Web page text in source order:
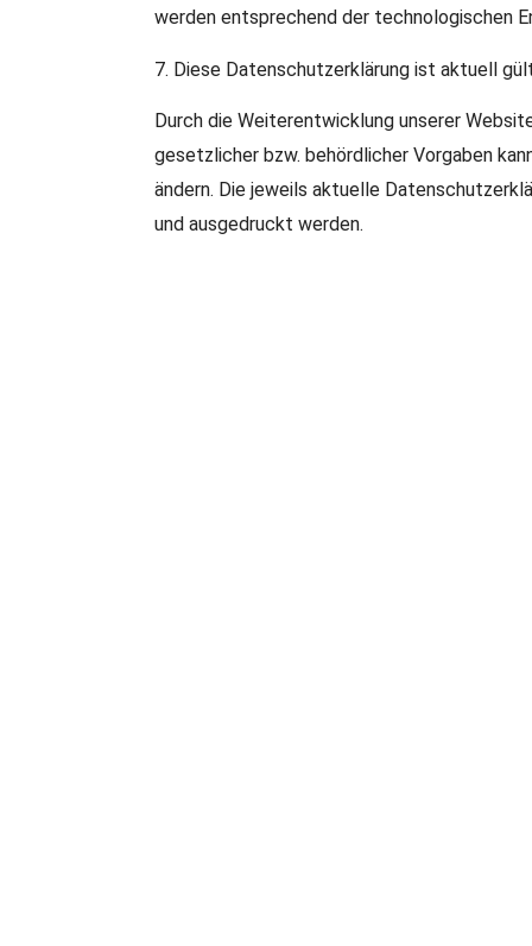
werden entsprechend der technologischen
7. Diese Datenschutzerklärung ist aktuell
Durch die Weiterentwicklung unserer
gesetzlicher bzw. behördlicher Vorgaben
ändern. Die jeweils aktuelle
und ausgedruckt werden.